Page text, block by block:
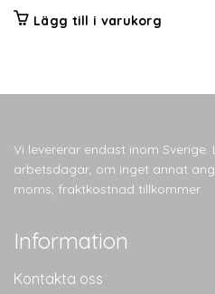
Lägg till i varukorg
Vi levererar endast inom Sverige.
arbetsdagar, om inget annat
moms, fraktkostnad tillkommer.
Information
Kontakta oss